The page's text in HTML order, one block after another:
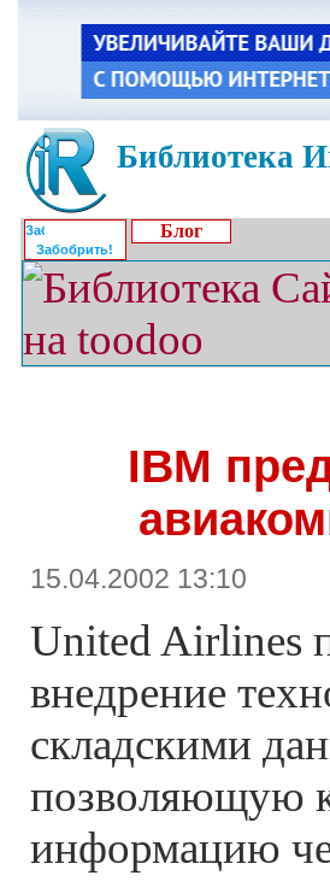
Библиотека
Забобрить!
Блог
IBM
15.04.2002 13:10
United Airlines
внедрение
складскими
позволяющую
информацию